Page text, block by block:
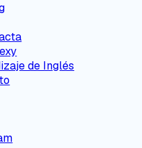
de Inglés